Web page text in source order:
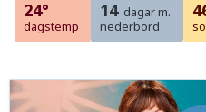
24°
dagstemp
14 dagar m.
nederbörd